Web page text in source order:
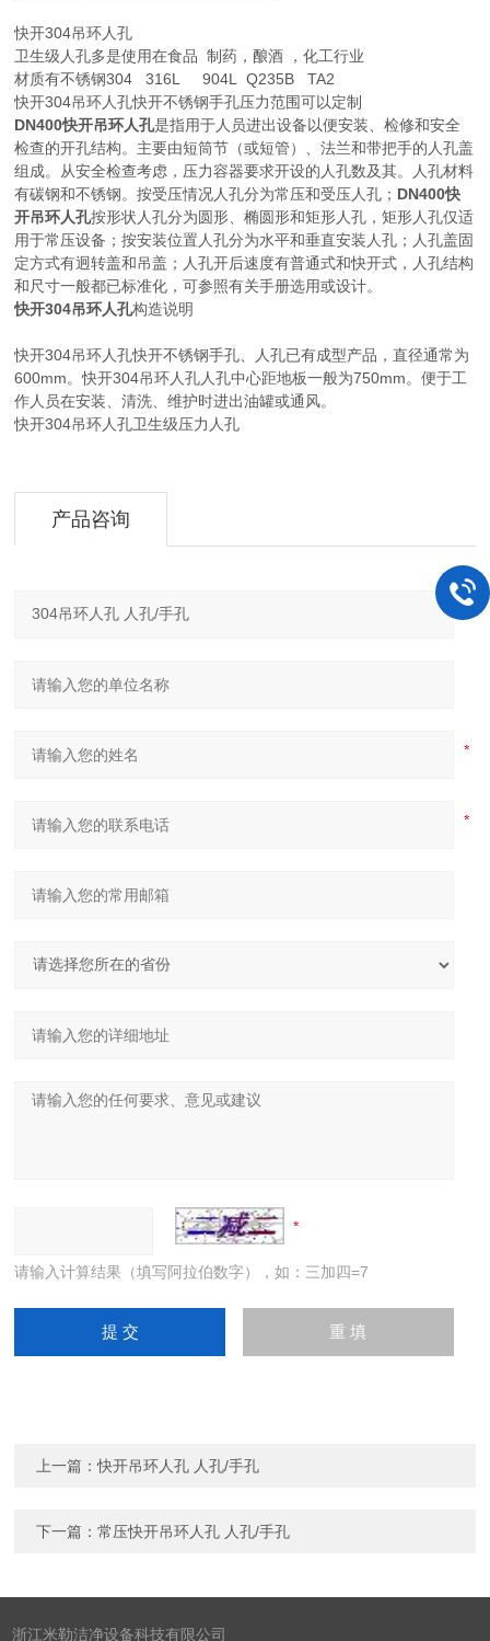
快开304吊环人孔
卫生级人孔多是使用在食品 制药，酿酒 ，化工行业
材质有不锈钢304 316L 904L Q235B TA2
快开304吊环人孔快开不锈钢手孔压力范围可以定制
DN400快开吊环人孔是指用于人员进出设备以便安装、检修和安全
检查的开孔结构。主要由短筒节（或短管）、法兰和带把手的人孔盖
组成。从安全检查考虑，压力容器要求开设的人孔数及其。人孔材料
有碳钢和不锈钢。按受压情况人孔分为常压和受压人孔； DN400快
开吊环人孔按形状人孔分为圆形、椭圆形和矩形人孔，矩形人孔仅适
用于常压设备；按安装位置人孔分为水平和垂直安装人孔；人孔盖固
定方式有迥转盖和吊盖；人孔开后速度有普通式和快开式，人孔结构
和尺寸一般都已标准化，可参照有关手册选用或设计。
快开304吊环人孔构造说明
快开304吊环人孔快开不锈钢手孔、人孔已有成型产品，直径通常为
600mm。快开304吊环人孔人孔中心距地板一般为750mm。便于工
作人员在安装、清洗、维护时进出油罐或通风。
快开304吊环人孔卫生级压力人孔
产品咨询
请输入计算结果（填写阿拉伯数字），如：三加四=7
上一篇：快开吊环人孔 人孔/手孔
下一篇：常压快开吊环人孔 人孔/手孔
浙江米勒洁净设备科技有限公司